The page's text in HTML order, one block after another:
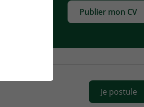
Publier mon CV
Je postule